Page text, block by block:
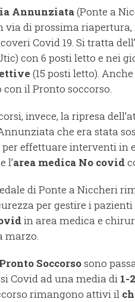
Annunziata(Ponte a
via di prossima
Covid 19. Si tratta dell’
con 6 posti letto e nei
(15 posti letto).
il Pronto soccorso.
invece, la ripresa
che era stata
effettuare interventi in
l’area medica No covid
di Ponte a Niccheri
per gestire i
in area medica e
marzo.
Pronto Soccorsosono
Covid ad una media di 1-
rimangono attivi il